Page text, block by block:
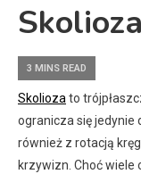
Skolioza
3 MINS READ
Skolioza to
ogranicza się jedynie
również z rotacją
krzywizn. Choć wiele